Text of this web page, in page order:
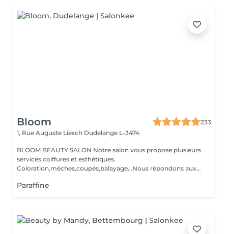
Bloom
233
1, Rue Auguste Liesch Dudelange L-3474
BLOOM BEAUTY SALON Notre salon vous propose plusieurs
services coiffures et esthétiques.
Coloration,mèches,coupés,balayage...Nous répondons aux
Paraffine